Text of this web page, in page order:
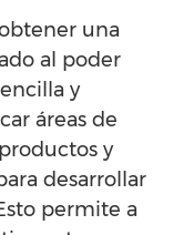
una
al poder
y
áreas de
y
desarrollar
permite a